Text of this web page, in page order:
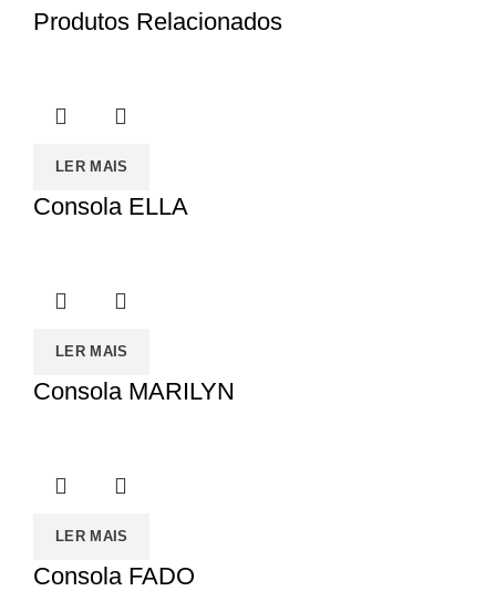
Produtos Relacionados
LER MAIS
Consola ELLA
LER MAIS
Consola MARILYN
LER MAIS
Consola FADO